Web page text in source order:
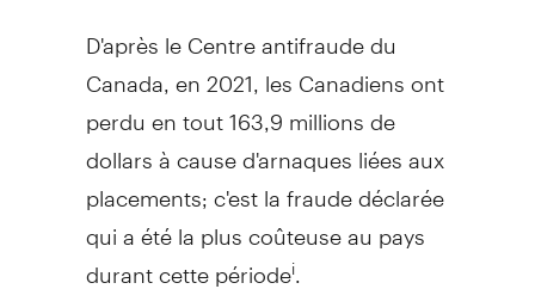
D'après le Centre antifraude du
Canada , en 2021, les Canadiens ont
perdu en tout 163,9 millions de
dollars à cause d'arnaques liées aux
placements; c'est la fraude déclarée
qui a été la plus coûteuse au pays
durant cette périodei.